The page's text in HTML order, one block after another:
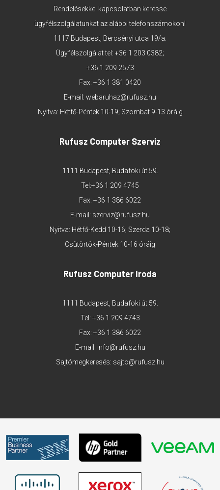
Rendelésekkel kapcsolatban keresse
ügyfélszolgálatunkat az alábbi telefonszámokon!
1117 Budapest, Bercsényi utca 19/a.
Ügyfélszolgálat tel: +36 1 203 0382;
+36 1 209 2573
Fax: +36 1 381 0420
E-mail: webaruhaz@rufusz.hu
Nyitva: Hétfő-Péntek 10-19; Szombat 9-13 óráig
Rufusz Computer Szerviz
1111 Budapest, Budafoki út 59.
Tel:+36 1 209 4745
Fax: +36 1 386 6022
E-mail: szerviz@rufusz.hu
Nyitva: Hétfő-Kedd 10-16; Szerda 10-18;
Csütörtök-Péntek 10-16 óráig
Rufusz Computer Iroda
1111 Budapest, Budafoki út 59.
Tel: +36 1 209 4743
Fax: +36 1 386 6022
E-mail: info@rufusz.hu
Sajtómegkeresés: sajto@rufusz.hu